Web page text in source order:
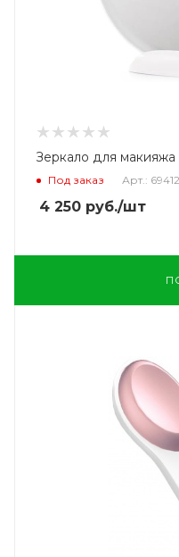
Зеркало для
Под заказ Арт.:
4 250 руб./шт